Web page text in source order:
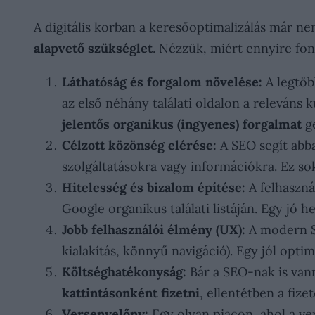
A digitális korban a keresőoptimalizálás már
alapvető szükséglet. Nézzük, miért ennyire
Láthatóság és forgalom növelése: A
az első néhány találati oldalon a releváns
jelentős organikus (ingyenes) forgalmat
Célzott közönség elérése: A SEO segít
szolgáltatásokra vagy információkra. Ez
Hitelesség és bizalom építése: A
Google organikus találati listáján. Egy jó
Jobb felhasználói élmény (UX): A modern
kialakítás, könnyű navigáció). Egy jól
Költséghatékonyság: Bár a SEO-nak is
kattintásonként fizetni, ellentétben a